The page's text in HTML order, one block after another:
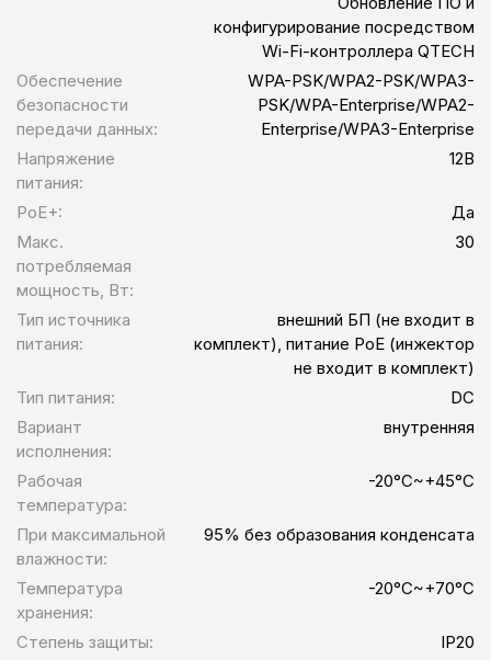
конфигурирование посредством
Wi-Fi-контроллера QTECH
Обеспечение
безопасности
передачи данных:
WPA-PSK/WPA2-PSK/WPA3-
PSK/WPA-Enterprise/WPA2-
Enterprise/WPA3-Enterprise
Напряжение
питания:
12В
PoE+:
Да
Макс.
потребляемая
мощность, Вт:
30
Тип источника
питания:
внешний БП (не входит в
комплект), питание PoE (инжектор
не входит в комплект)
Тип питания:
DC
Вариант
исполнения:
внутренняя
Рабочая
температура:
-20°C~+45°C
При максимальной
влажности:
95% без образования конденсата
Температура
хранения:
-20°C~+70°C
Степень защиты:
IP20